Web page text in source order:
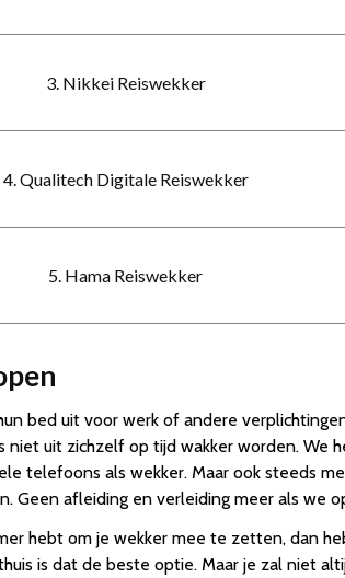
3. Nikkei Reiswekker
4. Qualitech Digitale Reiswekker
5. Hama Reiswekker
bed uit voor werk of andere
uit zichzelf op tijd wakker worden.
telefoons als wekker. Maar ook steeds
Geen afleiding en verleiding meer als we
hebt om je wekker mee te zetten, dan
is dat de beste optie. Maar je zal niet